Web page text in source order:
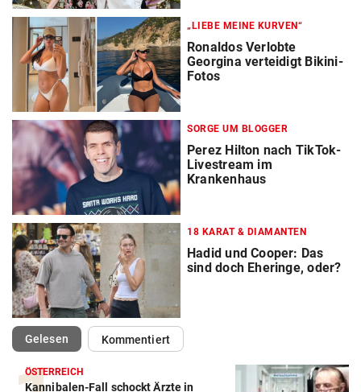
„LIEBE MEINE KURVEN“
Ronaldos Verlobte
Georgina verteidigt Bikini-
Fotos
SORGE UM BLOGGER
Perez Hilton nach TikTok-
Livestream im
Krankenhaus
18 KARAT & DIAMANTEN
Hadid und Cooper: Das
sind doch Eheringe, oder?
Gelesen(ausgewählt)Kommentiert
ÖSTERREICH
Kannibalen-Fall schockt Ärzte in